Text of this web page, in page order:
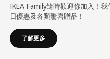
IKEA Family隨時歡迎你加入！
日優惠及各類驚喜贈品！
了解更多